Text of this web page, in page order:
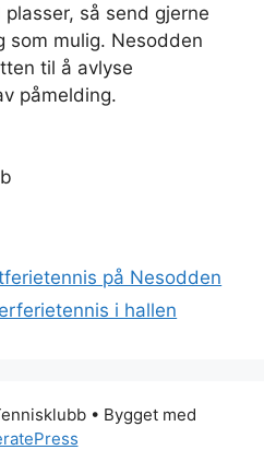
så send gjerne
som mulig. Nesodden
til å avlyse
påmelding.
på Nesodden
i hallen
• Bygget med